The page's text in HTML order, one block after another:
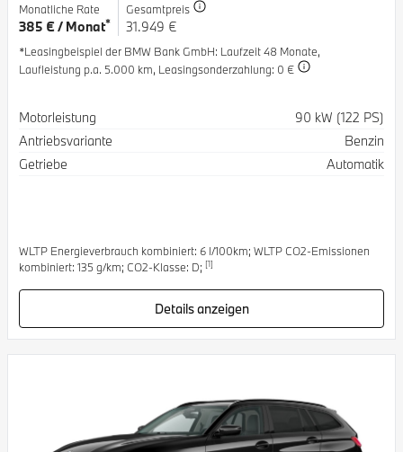
Monatliche Rate
385 € / Monat*
Gesamtpreis
31.949 €
*Leasingbeispiel der BMW Bank GmbH: Laufzeit 48 Monate,
Laufleistung p.a. 5.000 km, Leasingsonderzahlung: 0 €
Spezifikation
Motorleistung
90 kW (122 PS)
Antriebsvariante
Benzin
Getriebe
Automatik
WLTP Energieverbrauch kombiniert: 6 l/100km; WLTP CO2-Emissionen
kombiniert: 135 g/km; CO2-Klasse: D; [1]
Details anzeigen